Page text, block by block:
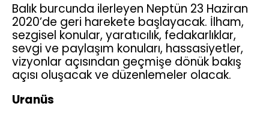
Balık burcunda ilerleyen Neptün 23 Haziran
2020’de geri harekete başlayacak. İlham,
sezgisel konular, yaratıcılık, fedakarlıklar,
sevgi ve paylaşım konuları, hassasiyetler,
vizyonlar açısından geçmişe dönük bakış
açısı oluşacak ve düzenlemeler olacak.
Uranüs